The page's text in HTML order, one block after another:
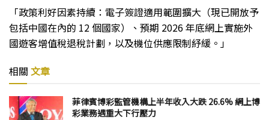
「政策利好因素持續：電子簽證適用範圍擴大（現已開放予
包括中國在內的 12 個國家）、預期 2026 年底網上實施外
國遊客增值稅退稅計劃，以及機位供應限制紓緩。」
相關 文章
菲律賓博彩監管機構上半年收入大跌 26.6% 網上博
彩業務遇重大下行壓力